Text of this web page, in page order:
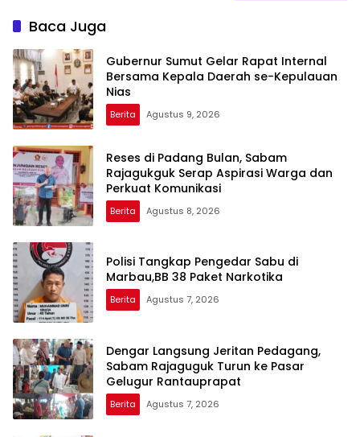
Baca Juga
Gubernur Sumut Gelar Rapat Internal
Bersama Kepala Daerah se-Kepulauan
Nias
Berita Agustus 9, 2026
Reses di Padang Bulan, Sabam
Rajagukguk Serap Aspirasi Warga dan
Perkuat Komunikasi
Berita Agustus 8, 2026
Polisi Tangkap Pengedar Sabu di
Marbau,BB 38 Paket Narkotika
Berita Agustus 7, 2026
Dengar Langsung Jeritan Pedagang,
Sabam Rajaguguk Turun ke Pasar
Gelugur Rantauprapat
Berita Agustus 7, 2026